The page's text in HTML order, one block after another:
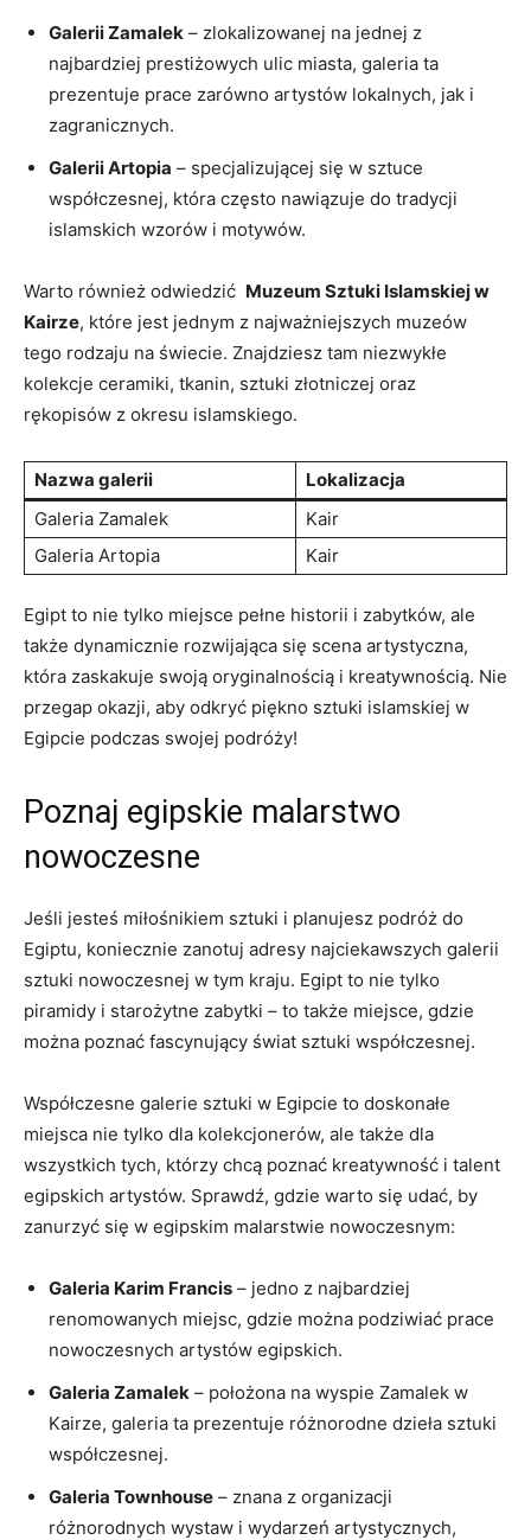
Galerii Zamalek – zlokalizowanej ​na jednej z
najbardziej prestiżowych ulic miasta, galeria ta
prezentuje prace zarówno artystów lokalnych, jak i
zagranicznych.
Galerii Artopia – specjalizującej się w sztuce
współczesnej,⁢ która często nawiązuje do tradycji
islamskich wzorów i motywów.
Warto również odwiedzić ⁤ Muzeum Sztuki Islamskiej w
Kairze, które jest jednym‌ z najważniejszych ‍muzeów
tego ​rodzaju na świecie. Znajdziesz tam niezwykłe‌
kolekcje⁤ ceramiki, tkanin, sztuki złotniczej oraz
rękopisów z okresu islamskiego.
Nazwa galerii
Lokalizacja
Galeria‌ Zamalek
Kair
Galeria⁢ Artopia
Kair
Egipt to nie ⁤tylko miejsce pełne historii i zabytków, ale
także dynamicznie rozwijająca się⁤ scena artystyczna,
która zaskakuje swoją oryginalnością i kreatywnością. Nie
przegap okazji, aby odkryć piękno⁣ sztuki islamskiej ‍w
Egipcie⁣ podczas swojej podróży!
Poznaj egipskie malarstwo
nowoczesne
Jeśli jesteś miłośnikiem sztuki i planujesz podróż do
Egiptu, koniecznie zanotuj ⁣adresy najciekawszych galerii
sztuki nowoczesnej w tym kraju. Egipt to nie tylko
piramidy i starożytne zabytki – ⁣to także miejsce, gdzie
można ⁢poznać fascynujący‌ świat sztuki współczesnej.
Współczesne galerie sztuki w ⁢Egipcie to doskonałe
miejsca nie tylko dla kolekcjonerów, ale także dla
wszystkich tych, którzy chcą poznać ⁤kreatywność i talent
egipskich artystów. Sprawdź, gdzie​ warto⁣ się udać, by
zanurzyć się w egipskim malarstwie nowoczesnym:
Galeria⁢ Karim Francis – jedno z najbardziej
renomowanych miejsc, gdzie ⁤można podziwiać prace
nowoczesnych artystów egipskich.
Galeria Zamalek – ‍położona na⁣ wyspie Zamalek w
Kairze, galeria ta prezentuje różnorodne ‌dzieła sztuki
współczesnej.
Galeria Townhouse – znana⁤ z organizacji
różnorodnych ​wystaw i wydarzeń artystycznych,